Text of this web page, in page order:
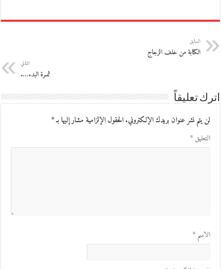
السابق
الكتابة من خلف الزجاج
التالي
ثمـرة البدء….
اترك تعليقاً
لن يتم نشر عنوان بريدك الإلكتروني.الحقول الإلزامية مشار إليها بـ*
التعليق*
الاسم*